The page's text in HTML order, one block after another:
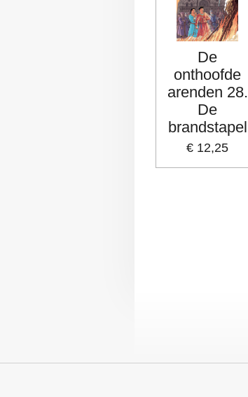
De
onthoofde
arenden 28.
De
brandstapel
€ 12,25